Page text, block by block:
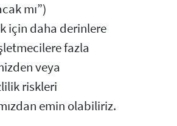
mı”)
için daha derinlere
fazla
veya
riskleri
emin olabiliriz.